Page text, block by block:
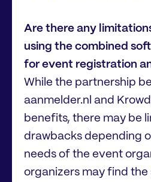
Are there any
using the combined
for event registration
While the partnership
aanmelder.nl and
benefits, there may be
drawbacks depending
needs of the event
organizers may find the